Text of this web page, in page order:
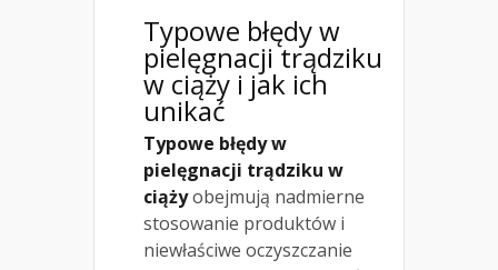
Typowe błędy w
pielęgnacji trądziku
w ciąży i jak ich
unikać
Typowe błędy w
pielęgnacji trądziku w
ciążyobejmują nadmierne
stosowanie produktów i
niewłaściwe oczyszczanie